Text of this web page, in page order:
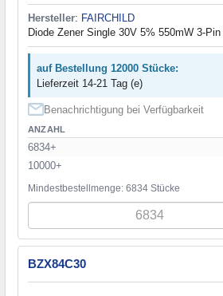
Hersteller: FAIRCHILD
Diode Zener Single 30V 5% 550mW 3-
auf Bestellung 12000 Stücke:
Lieferzeit 14-21 Tag (e)
Benachrichtigung bei Verfügbarkeit
ANZAHL
6834+
10000+
Mindestbestellmenge: 6834 Stücke
BZX84C30